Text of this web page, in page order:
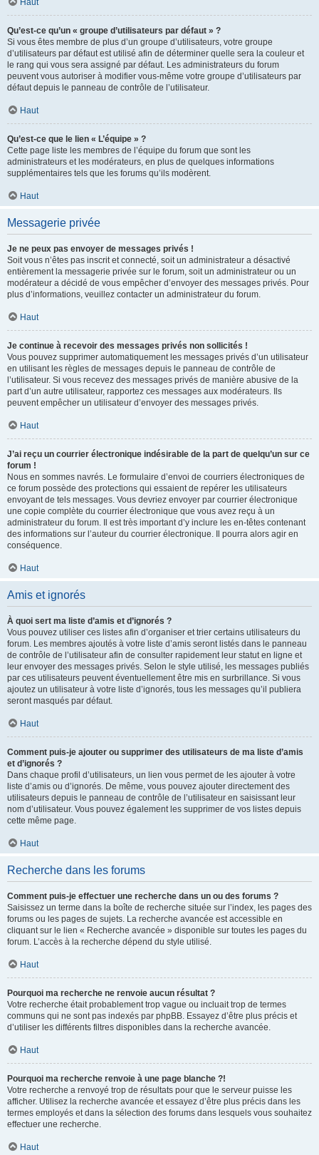
Haut
Qu’est-ce qu’un « groupe d’utilisateurs par défaut » ?
Si vous êtes membre de plus d’un groupe d’utilisateurs, votre groupe
d’utilisateurs par défaut est utilisé afin de déterminer quelle sera la couleur et
le rang qui vous sera assigné par défaut. Les administrateurs du forum
peuvent vous autoriser à modifier vous-même votre groupe d’utilisateurs par
défaut depuis le panneau de contrôle de l’utilisateur.
Haut
Qu’est-ce que le lien « L’équipe » ?
Cette page liste les membres de l’équipe du forum que sont les
administrateurs et les modérateurs, en plus de quelques informations
supplémentaires tels que les forums qu’ils modèrent.
Haut
Messagerie privée
Je ne peux pas envoyer de messages privés !
Soit vous n’êtes pas inscrit et connecté, soit un administrateur a désactivé
entièrement la messagerie privée sur le forum, soit un administrateur ou un
modérateur a décidé de vous empêcher d’envoyer des messages privés. Pour
plus d’informations, veuillez contacter un administrateur du forum.
Haut
Je continue à recevoir des messages privés non sollicités !
Vous pouvez supprimer automatiquement les messages privés d’un utilisateur
en utilisant les règles de messages depuis le panneau de contrôle de
l’utilisateur. Si vous recevez des messages privés de manière abusive de la
part d’un autre utilisateur, rapportez ces messages aux modérateurs. Ils
peuvent empêcher un utilisateur d’envoyer des messages privés.
Haut
J’ai reçu un courrier électronique indésirable de la part de quelqu’un sur ce
forum !
Nous en sommes navrés. Le formulaire d’envoi de courriers électroniques de
ce forum possède des protections qui essaient de repérer les utilisateurs
envoyant de tels messages. Vous devriez envoyer par courrier électronique
une copie complète du courrier électronique que vous avez reçu à un
administrateur du forum. Il est très important d’y inclure les en-têtes contenant
des informations sur l’auteur du courrier électronique. Il pourra alors agir en
conséquence.
Haut
Amis et ignorés
À quoi sert ma liste d’amis et d’ignorés ?
Vous pouvez utiliser ces listes afin d’organiser et trier certains utilisateurs du
forum. Les membres ajoutés à votre liste d’amis seront listés dans le panneau
de contrôle de l’utilisateur afin de consulter rapidement leur statut en ligne et
leur envoyer des messages privés. Selon le style utilisé, les messages publiés
par ces utilisateurs peuvent éventuellement être mis en surbrillance. Si vous
ajoutez un utilisateur à votre liste d’ignorés, tous les messages qu’il publiera
seront masqués par défaut.
Haut
Comment puis-je ajouter ou supprimer des utilisateurs de ma liste d’amis
et d’ignorés ?
Dans chaque profil d’utilisateurs, un lien vous permet de les ajouter à votre
liste d’amis ou d’ignorés. De même, vous pouvez ajouter directement des
utilisateurs depuis le panneau de contrôle de l’utilisateur en saisissant leur
nom d’utilisateur. Vous pouvez également les supprimer de vos listes depuis
cette même page.
Haut
Recherche dans les forums
Comment puis-je effectuer une recherche dans un ou des forums ?
Saisissez un terme dans la boîte de recherche située sur l’index, les pages des
forums ou les pages de sujets. La recherche avancée est accessible en
cliquant sur le lien « Recherche avancée » disponible sur toutes les pages du
forum. L’accès à la recherche dépend du style utilisé.
Haut
Pourquoi ma recherche ne renvoie aucun résultat ?
Votre recherche était probablement trop vague ou incluait trop de termes
communs qui ne sont pas indexés par phpBB. Essayez d’être plus précis et
d’utiliser les différents filtres disponibles dans la recherche avancée.
Haut
Pourquoi ma recherche renvoie à une page blanche ?!
Votre recherche a renvoyé trop de résultats pour que le serveur puisse les
afficher. Utilisez la recherche avancée et essayez d’être plus précis dans les
termes employés et dans la sélection des forums dans lesquels vous souhaitez
effectuer une recherche.
Haut